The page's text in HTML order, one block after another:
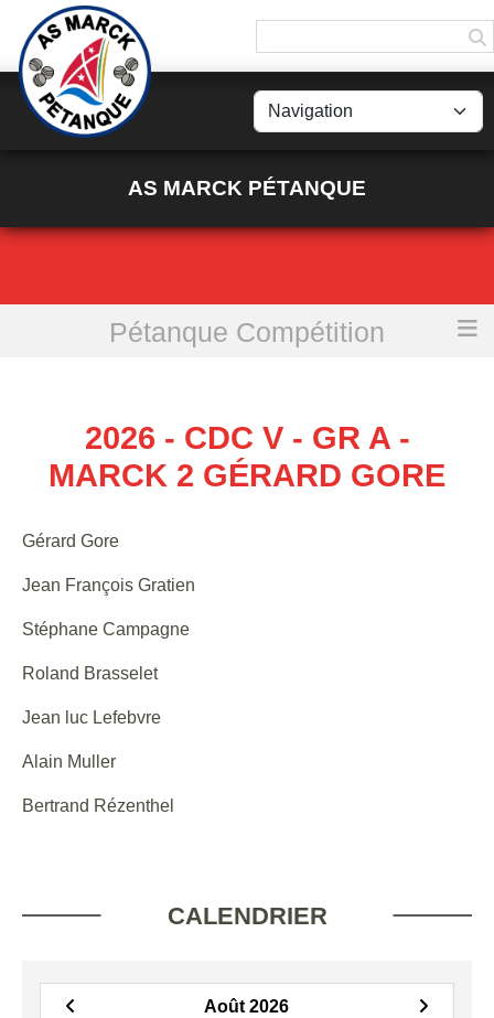
AS MARCK PÉTANQUE
Pétanque Compétition
2026 - CDC V - Gr A - MARCK 2 Gérard Gore
2026 - CDC V - GR A -
MARCK 2 GÉRARD GORE
Gérard Gore
Jean François Gratien
Stéphane Campagne
Roland Brasselet
Jean luc Lefebvre
Alain Muller
Bertrand Rézenthel
CALENDRIER
Août 2026
Panneau de gestion des cookies